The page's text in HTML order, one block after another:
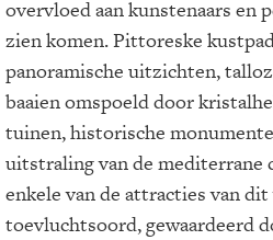
overvloed aan kunstenaars en
zien komen. Pittoreske
panoramische uitzichten,
baaien omspoeld door
tuinen, historische
uitstraling van de mediterrane
enkele van de attracties van
toevluchtsoord, gewaardeerd